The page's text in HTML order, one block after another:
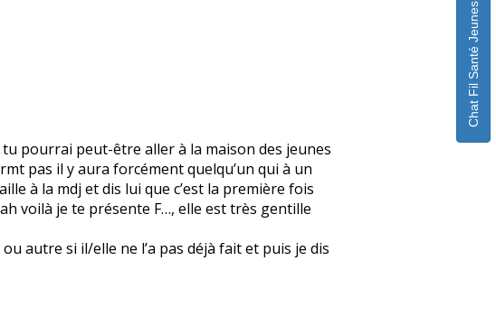
tu pourrai peut-être aller à la maison des jeunes
pas il y aura forcément quelqu’un qui à un
à la mdj et dis lui que c’est la première fois
voilà je te présente F…, elle est très gentille
autre si il/elle ne l’a pas déjà fait et puis je dis
Chat Fil Santé Jeunes